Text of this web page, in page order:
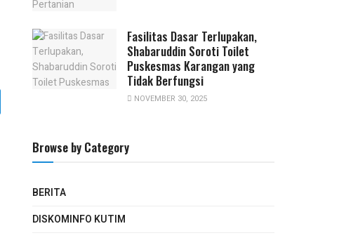
Fasilitas Dasar Terlupakan,
Shabaruddin Soroti Toilet
Puskesmas Karangan yang
Tidak Berfungsi
NOVEMBER 30, 2025
Browse by Category
BERITA
DISKOMINFO KUTIM